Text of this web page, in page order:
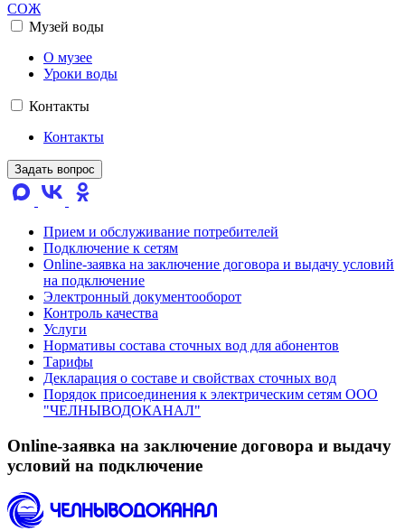
СОЖ
Музей воды
О музее
Уроки воды
Контакты
Контакты
Задать вопрос
Прием и обслуживание потребителей
Подключение к сетям
Online-заявка на заключение договора и выдачу условий
на подключение
Электронный документооборот
Контроль качества
Услуги
Нормативы состава сточных вод для абонентов
Тарифы
Декларация о составе и свойствах сточных вод
Порядок присоединения к электрическим сетям ООО
"ЧЕЛНЫВОДОКАНАЛ"
Online-заявка на заключение договора и выдачу
условий на подключение